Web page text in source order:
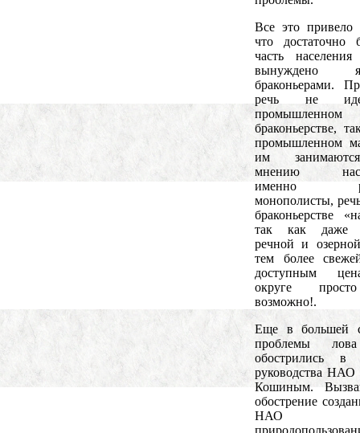
Все это привело
что достаточно
часть населения
вынуждено
браконьерами.
речь не
промышленном
браконьерстве,
промышленном
им
мнению
именно
монополисты,
браконьерстве
так как даже
речной и
тем более
доступным
округе
возможно!.
Еще в большей
проблемы
обострились в
руководства НАО
Кошиным.
обострение
НАО